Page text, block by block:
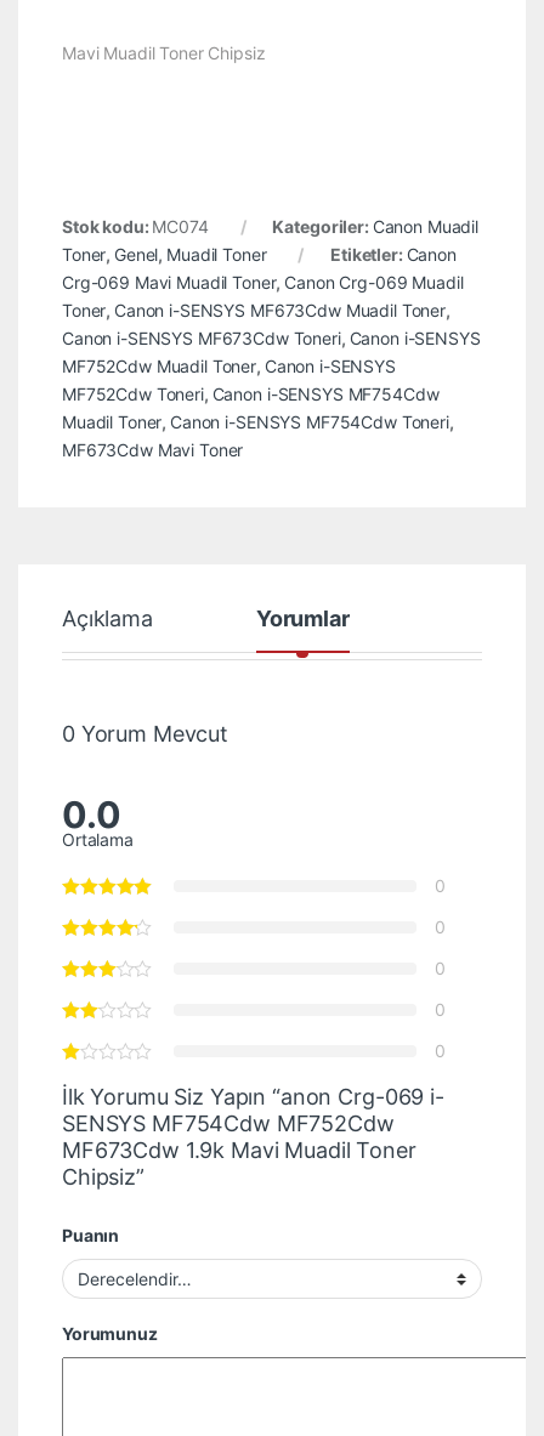
Mavi Muadil Toner Chipsiz
Stok kodu: MC074 Kategoriler: Canon Muadil
Toner, Genel, Muadil Toner Etiketler: Canon
Crg-069 Mavi Muadil Toner, Canon Crg-069 Muadil
Toner, Canon i-SENSYS MF673Cdw Muadil Toner,
Canon i-SENSYS MF673Cdw Toneri, Canon i-SENSYS
MF752Cdw Muadil Toner, Canon i-SENSYS
MF752Cdw Toneri, Canon i-SENSYS MF754Cdw
Muadil Toner, Canon i-SENSYS MF754Cdw Toneri,
MF673Cdw Mavi Toner
Açıklama Yorumlar
0 Yorum Mevcut
0.0
Ortalama
0
0
0
0
0
İlk Yorumu Siz Yapın “anon Crg-069 i-
SENSYS MF754Cdw MF752Cdw
MF673Cdw 1.9k Mavi Muadil Toner
Chipsiz”
Puanın
Yorumunuz